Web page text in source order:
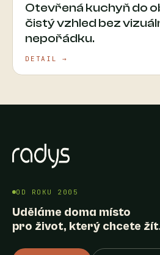
Otevřená kuchyň do
čistý vzhled bez
nepořádku.
DETAIL →
OD ROKU 2005
Uděláme doma místo
pro život, který chcete